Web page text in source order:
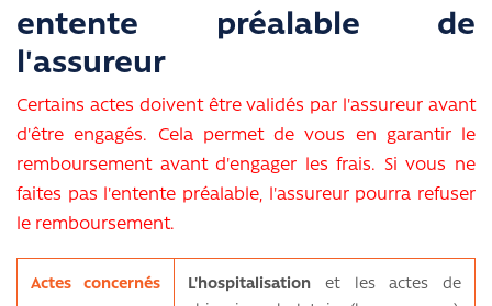
entente préalable de
l'assureur
Certains actes doivent être validés par l'assureur avant
d'être engagés. Cela permet de vous en garantir le
remboursement avant d'engager les frais. Si vous ne
faites pas l'entente préalable, l'assureur pourra refuser
le remboursement.
Actes concernés
L'hospitalisation et les actes de